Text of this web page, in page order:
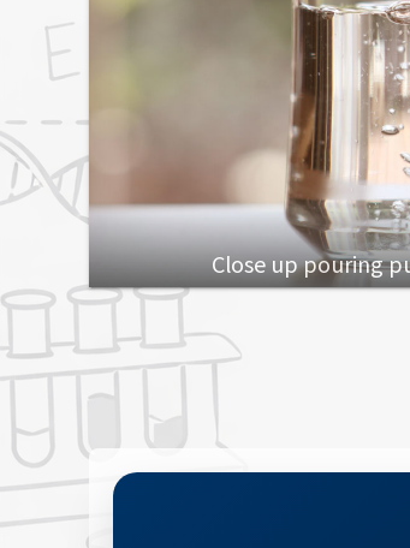
Close up pouring